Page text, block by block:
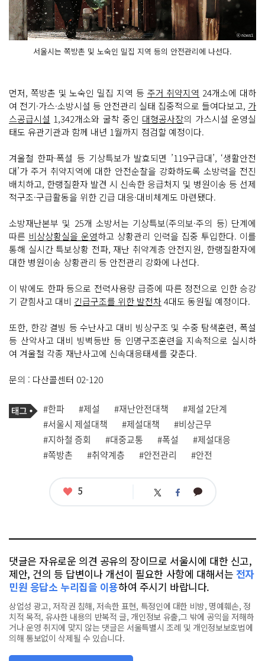
서울시는 쪽방촌 및 노숙인 밀집 지역 등의 안전관리에 나선다.
먼저, 쪽방촌 및 노숙인 밀집 지역 등 주거 취약지역 24개소에 대하
여 전기·가스·소방시설 등 안전관리 실태 집중적으로 들여다보고, 가
스공급시설 1,342개소와 굴착 중인 대형공사장의 가스시설 운영실
태도 유관기관과 함께 내년 1월까지 점검할 예정이다.
겨울철 한파·폭설 등 기상특보가 발효되면 ’119구급대’, ‘생활안전
대’가 주거 취약지역에 대한 안전순찰을 강화하도록 소방력을 전진
배치하고, 한랭질환자 발견 시 신속한 응급처지 및 병원이송 등 선제
적구조·구급활동을 위한 긴급 대응·대비체계도 마련됐다.
소방재난본부 및 25개 소방서는 기상특보(주의보·주의 등) 단계에
따른 비상상황실을 운영하고 상황관리 인력을 집중 투입한다. 이를
통해 실시간 특보상황 전파, 재난 취약계층 안전지원, 한랭질환자에
대한 병원이송 상황관리 등 안전관리 강화에 나선다.
이 밖에도 한파 등으로 전력사용량 급증에 따른 정전으로 인한 승강
기 갇힘사고 대비 긴급구조를 위한 발전차4대도 동원될 예정이다.
또한, 한강 결빙 등 수난사고 대비 빙상구조 및 수중 탐색훈련, 폭설
등 산악사고 대비 빙벽등반 등 인명구조훈련을 지속적으로 실시하
여 겨울철 각종 재난사고에 신속대응태세를 갖춘다.
문의 : 다산콜센터 02-120
기
사
관
련
태
그
태
그
#한파 #제설 #재난안전대책
#제설 2단계
#서울시 제설대책
#제설대책
#비상근무
#지하철 증회
#대중교통 #폭설
#제설대응
#쪽방촌
#취약계층 #안전관리 #안전
좋
5 트 페 카
댓글은 자유로운 의견 공유의 장이므로 서울시에 대한 신고,
제안, 건의 등 답변이나 개선이 필요한 사항에 대해서는 전자
민원 응답소 누리집을 이용하여 주시기 바랍니다.
상업성 광고, 저작권 침해, 저속한 표현, 특정인에 대한 비방, 명예훼손, 정
치적 목적, 유사한 내용의 반복적 글, 개인정보 유출,그 밖에 공익을 저해하
거나 운영 취지에 맞지 않는 댓글은 서울특별시 조례 및 개인정보보호법에
의해 통보없이 삭제될 수 있습니다.